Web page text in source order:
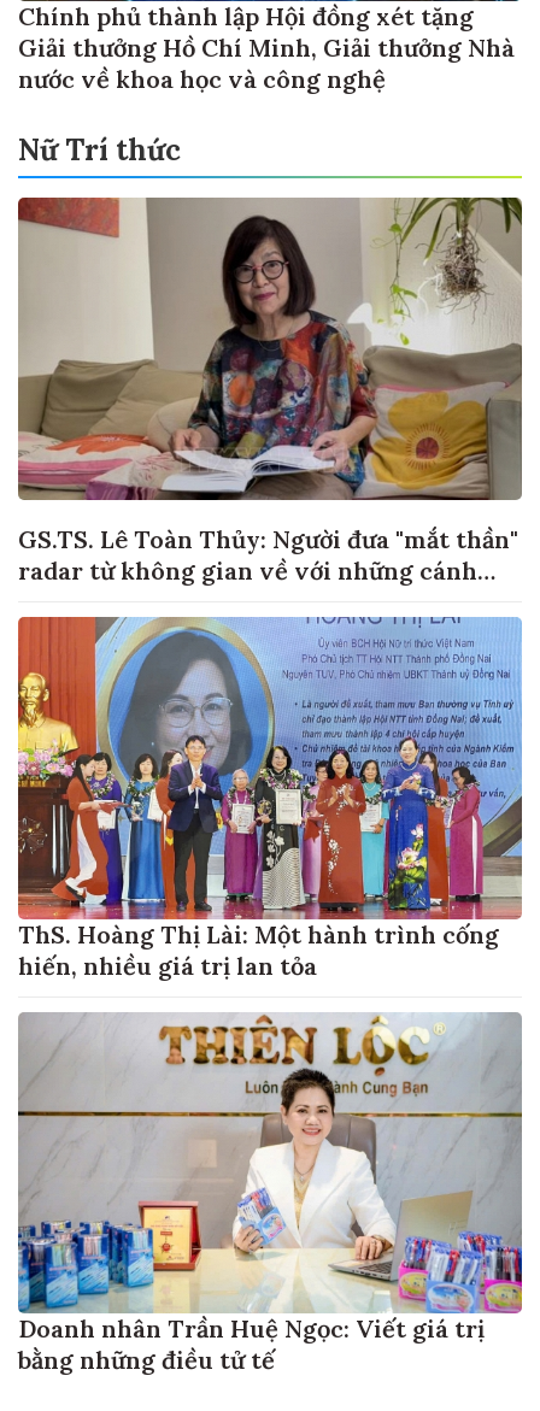
Chính phủ thành lập Hội đồng xét tặng
Giải thưởng Hồ Chí Minh, Giải thưởng Nhà
nước về khoa học và công nghệ
Nữ Trí thức
GS.TS. Lê Toàn Thủy: Người đưa "mắt thần"
radar từ không gian về với những cánh
ThS. Hoàng Thị Lài: Một hành trình cống
hiến, nhiều giá trị lan tỏa
Doanh nhân Trần Huệ Ngọc: Viết giá trị
bằng những điều tử tế